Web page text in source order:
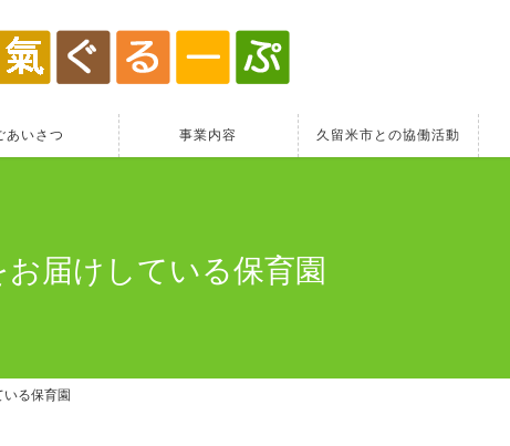
あいさつ 事業内容 久留米市との協働活動
届けしている保育園
る保育園